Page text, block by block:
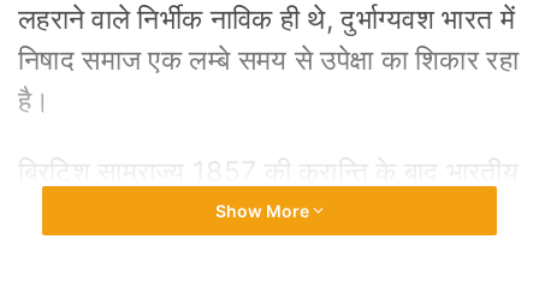
लहराने वाले निर्भीक नाविक ही थे, दुर्भाग्यवश भारत में
निषाद समाज एक लम्बे समय से उपेक्षा का शिकार रहा
है।
ब्रिटिश साम्राज्य 1857 की क्रान्ति के बाद भारतीय
उपमहाद्वीप में अपने साम्राज्य को एक सांख्यिकी
Show More